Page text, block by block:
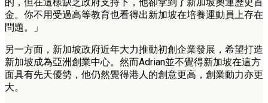
的，但在這樣缺乏政府支持下，他卻拿到了新加坡奧運歷史首
金。你不用受過高等教育也看得出新加坡在培養運動員上存在
問題。」
另一方面，新加坡政府近年大力推動初創企業發展，希望打造
新加坡成為亞洲創業中心。然而Adrian並不覺得新加坡在這方
面具有先天優勢，他仍然覺得港人的創意更高，創業動力亦更
大。